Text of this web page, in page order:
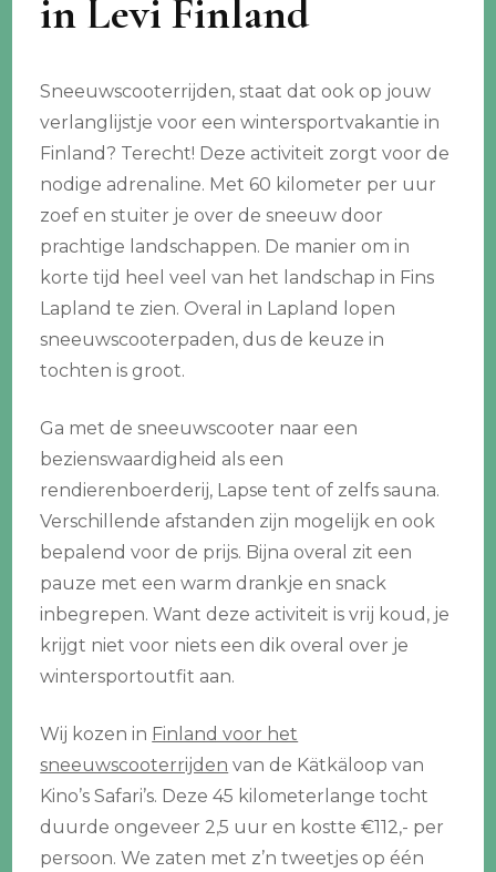
in Levi Finland
Sneeuwscooterrijden, staat dat ook op jouw
verlanglijstje voor een wintersportvakantie in
Finland? Terecht! Deze activiteit zorgt voor de
nodige adrenaline. Met 60 kilometer per uur
zoef en stuiter je over de sneeuw door
prachtige landschappen. De manier om in
korte tijd heel veel van het landschap in Fins
Lapland te zien. Overal in Lapland lopen
sneeuwscooterpaden, dus de keuze in
tochten is groot.
Ga met de sneeuwscooter naar een
bezienswaardigheid als een
rendierenboerderij, Lapse tent of zelfs sauna.
Verschillende afstanden zijn mogelijk en ook
bepalend voor de prijs. Bijna overal zit een
pauze met een warm drankje en snack
inbegrepen. Want deze activiteit is vrij koud, je
krijgt niet voor niets een dik overal over je
wintersportoutfit aan.
Wij kozen in Finland voor het
sneeuwscooterrijden van de Kätkäloop van
Kino’s Safari’s. Deze 45 kilometerlange tocht
duurde ongeveer 2,5 uur en kostte €112,- per
persoon. We zaten met z’n tweetjes op één